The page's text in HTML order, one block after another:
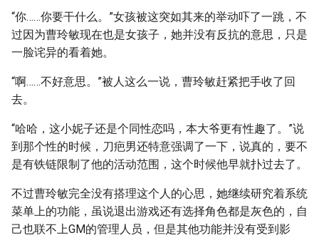
“你……你要干什么。”女孩被这突如其来的举动吓了一跳，不
过因为曹玲敏现在也是女孩子，她并没有反抗的意思，只是
一脸诧异的看着她。
“啊……不好意思。”被人这么一说，曹玲敏赶紧把手收了回
去。
“哈哈，这小妮子还是个同性恋吗，本大爷更有性趣了。”说
到那个性的时候，刀疤男还特意强调了一下，说真的，要不
是有铁链限制了他的活动范围，这个时候他早就扑过去了。
不过曹玲敏完全没有搭理这个人的心思，她继续研究着系统
菜单上的功能，虽说退出游戏还有选择角色都是灰色的，自
己也联不上GM的管理人员，但是其他功能并没有受到影